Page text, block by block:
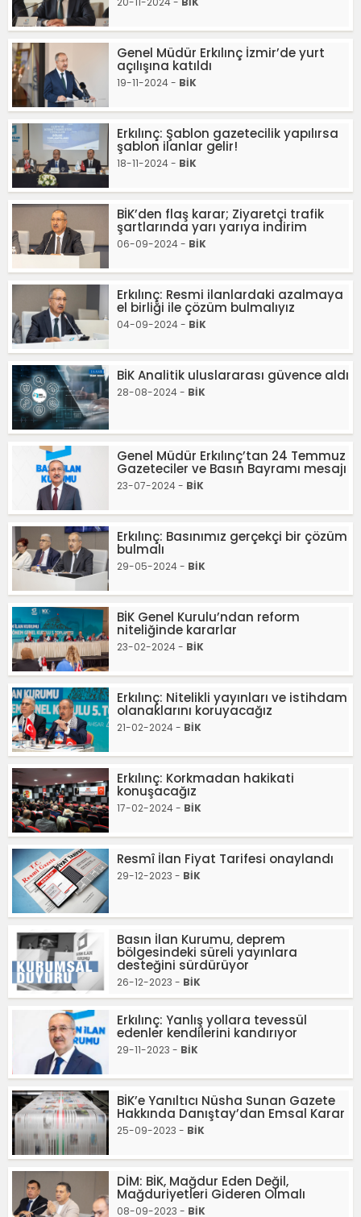
Genel Müdür Erkılınç İzmir’de yurt
açılışına katıldı
19-11-2024 - BİK
Erkılınç: Şablon gazetecilik yapılırsa
şablon ilanlar gelir!
18-11-2024 - BİK
BİK’den flaş karar; Ziyaretçi trafik
şartlarında yarı yarıya indirim
06-09-2024 - BİK
Erkılınç: Resmi ilanlardaki azalmaya
el birliği ile çözüm bulmalıyız
04-09-2024 - BİK
BİK Analitik uluslararası güvence aldı
28-08-2024 - BİK
Genel Müdür Erkılınç’tan 24 Temmuz
Gazeteciler ve Basın Bayramı mesajı
23-07-2024 - BİK
Erkılınç: Basınımız gerçekçi bir çözüm
bulmalı
29-05-2024 - BİK
BİK Genel Kurulu’ndan reform
niteliğinde kararlar
23-02-2024 - BİK
Erkılınç: Nitelikli yayınları ve istihdam
olanaklarını koruyacağız
21-02-2024 - BİK
Erkılınç: Korkmadan hakikati
konuşacağız
17-02-2024 - BİK
Resmî İlan Fiyat Tarifesi onaylandı
29-12-2023 - BİK
Basın İlan Kurumu, deprem
bölgesindeki süreli yayınlara
desteğini sürdürüyor
26-12-2023 - BİK
Erkılınç: Yanlış yollara tevessül
edenler kendilerini kandırıyor
29-11-2023 - BİK
BİK’e Yanıltıcı Nüsha Sunan Gazete
Hakkında Danıştay’dan Emsal Karar
25-09-2023 - BİK
DİM: BİK, Mağdur Eden Değil,
Mağduriyetleri Gideren Olmalı
08-09-2023 - BİK